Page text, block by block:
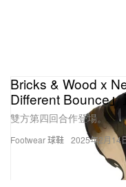
Footwear 球鞋
Bricks & Wood x
Different Bounce
雙方第四回合作登場。
2025年2月14